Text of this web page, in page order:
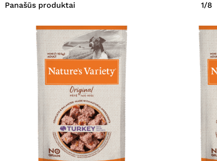
Panašūs produktai 1/8